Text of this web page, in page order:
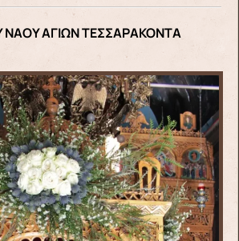
ΝΑΟΥ ΑΓΙΩΝ ΤΕΣΣΑΡΑΚΟΝΤΑ